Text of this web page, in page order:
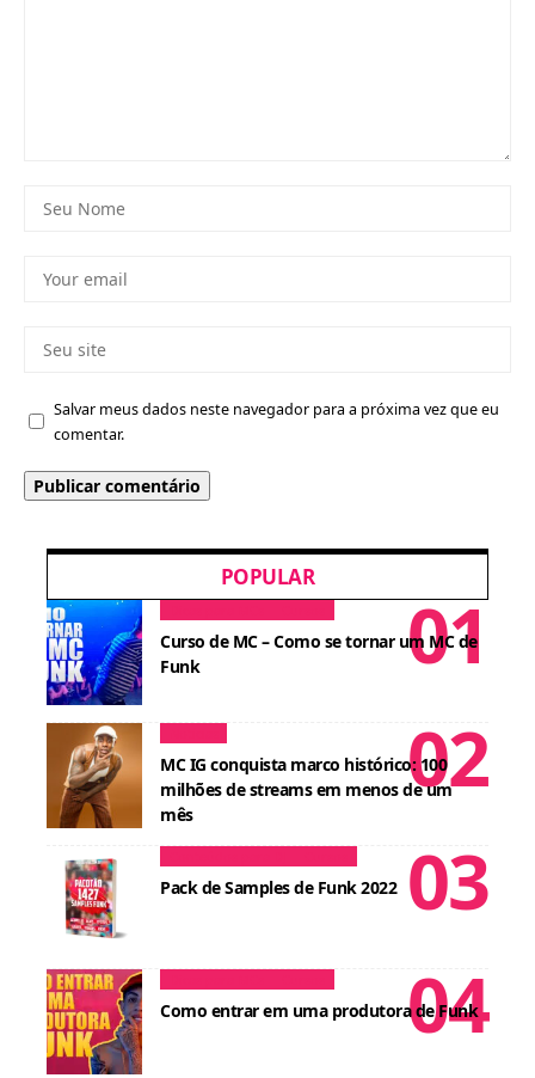
Salvar meus dados neste navegador para a próxima vez que eu
comentar.
POPULAR
Curso de MC – Como se tornar um MC de
Funk
MC IG conquista marco histórico: 100
milhões de streams em menos de um
mês
Pack de Samples de Funk 2022
Como entrar em uma produtora de Funk